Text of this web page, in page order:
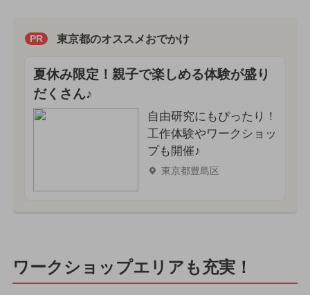
PR 東京都のオススメおでかけ
夏休み限定！親子で楽しめる体験が盛り
だくさん♪
自由研究にもぴったり！
工作体験やワークショッ
プも開催♪
東京都豊島区
ワークショップエリアも充実！